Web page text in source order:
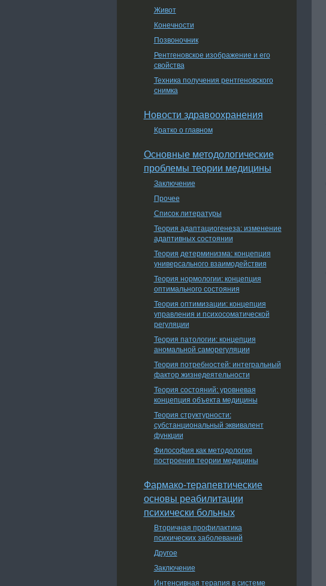
Живот
Конечности
Позвоночник
Рентгеновское изображение и его
свойства
Техника получения рентгеновского
снимка
Новости здравоохранения
Кратко о главном
Основные методологические
проблемы теории медицины
Заключение
Прочее
Список литературы
Теория адаптациогенеза: изменение
адаптивных состоянии
Теория детерминизма: концепция
универсального взаимодействия
Теория нормологии: концепция
оптимального состояния
Теория оптимизации: концепция
управления и психосоматической
регуляции
Теория патологии: концепция
аномальной саморегуляции
Теория потребностей: интегральный
фактор жизнедеятельности
Теория состояний: уровневая
концепция объекта медицины
Теория структурности:
субстанциональный эквивалент
функции
Философия как методология
построения теории медицины
Фармако-терапевтические
основы реабилитации
психически больных
Вторичная профилактика
психических заболеваний
Другое
Заключение
Интенсивная терапия в системе